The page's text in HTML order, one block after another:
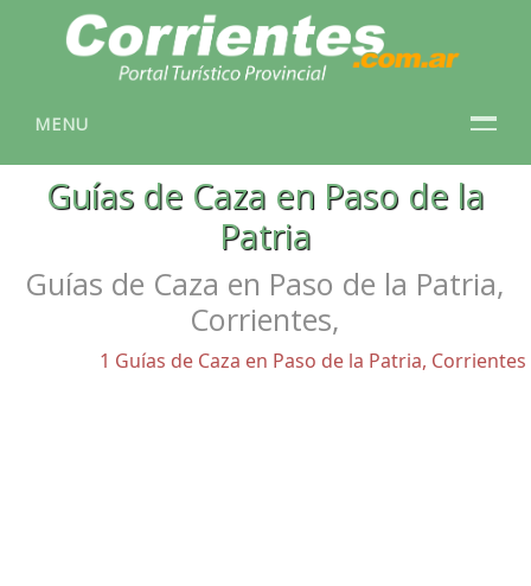
MENU
Guías de Caza en Paso de la
Patria
Guías de Caza en Paso de la Patria,
Corrientes,
1 Guías de Caza en Paso de la Patria, Corrientes